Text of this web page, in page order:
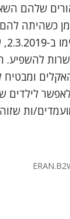
שלהם
להשפיע.
ומבטיח
לילדים
ות